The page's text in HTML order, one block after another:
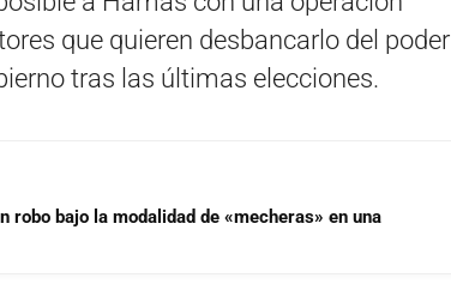
que quieren desbancarlo del poder
tras las últimas elecciones.
robo bajo la modalidad de «mecheras» en una